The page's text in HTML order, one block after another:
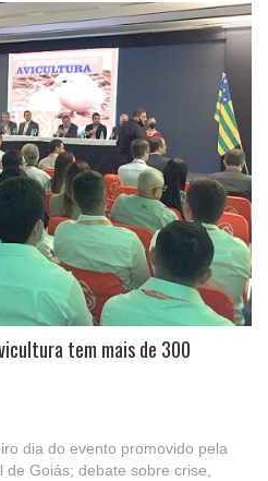
tem mais de 300
dia do evento promovido pela
Goiás; debate sobre crise,